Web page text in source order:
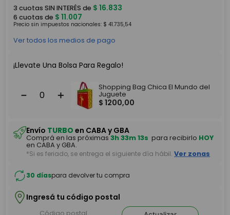
3 cuotas SIN INTERÉS de $ 16.833
6 cuotas de $ 11.007
Precio sin impuestos nacionales: $ 41.735,54
Ver todos los medios de pago
¡Llevate Una Bolsa Para Regalo!
＋
－
Shopping Bag Chica El Mundo del
Juguete
$ 1200,00
Envío TURBO en CABA y GBA
Comprá en las próximas3h 33m 13s para recibirlo HOY
en CABA y GBA.
*Si es feriado, se entrega el siguiente día hábil. Ver zonas
30 díaspara devolver tu compra
Ingresá tu código postal